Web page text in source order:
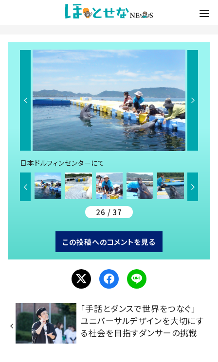
日本ドルフィンセンターにて
26 / 37
この投稿へのコメントを見る
「手話とダンスで世界をつなぐ」
ユニバーサルデザインを大切にす
る社会を目指すダンサーの挑戦